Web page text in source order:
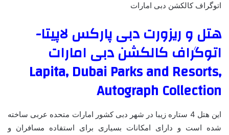
اتوگراف کالکشن دبی امارات
هتل و ریزورت دبی پارکس لاپیتا-
اتوگراف کالکشن دبی امارات
Lapita, Dubai Parks and Resorts,
Autograph Collection
این هتل 4 ستاره زیبا در شهر دبی کشور امارات متحده عربی ساخته
شده است و دارای امکانات بسیاری برای استفاده مسافران و